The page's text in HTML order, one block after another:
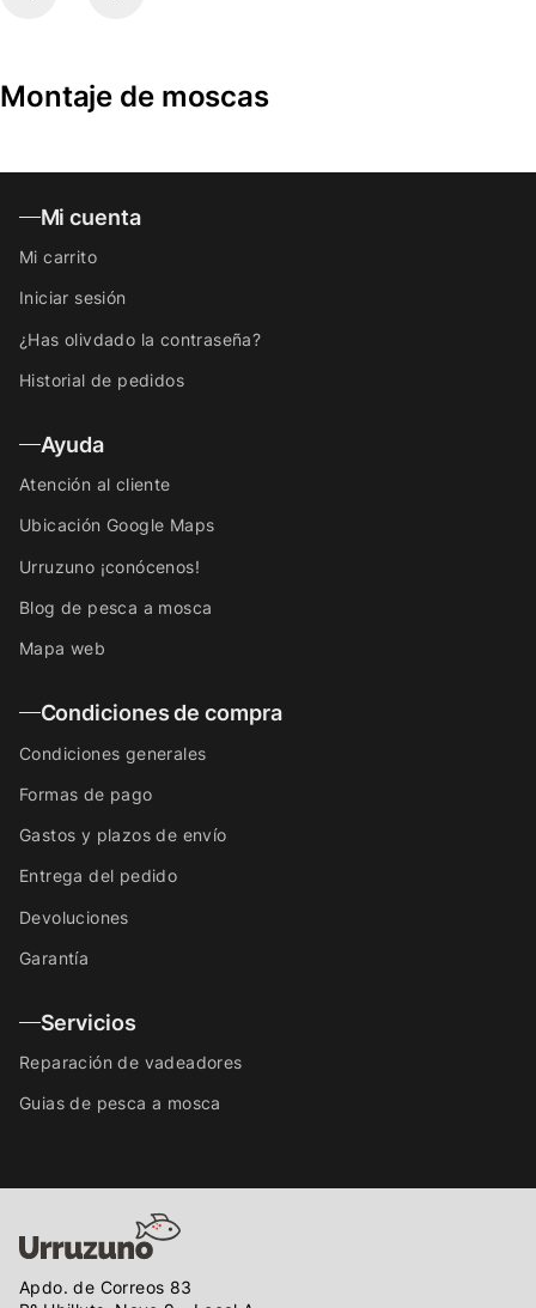
Montaje de moscas
Mi cuenta
Mi carrito
Iniciar sesión
¿Has olivdado la contraseña?
Historial de pedidos
Ayuda
Atención al cliente
Ubicación Google Maps
Urruzuno ¡conócenos!
Blog de pesca a mosca
Mapa web
Condiciones de compra
Condiciones generales
Formas de pago
Gastos y plazos de envío
Entrega del pedido
Devoluciones
Garantía
Servicios
Reparación de vadeadores
Guias de pesca a mosca
Apdo. de Correos 83